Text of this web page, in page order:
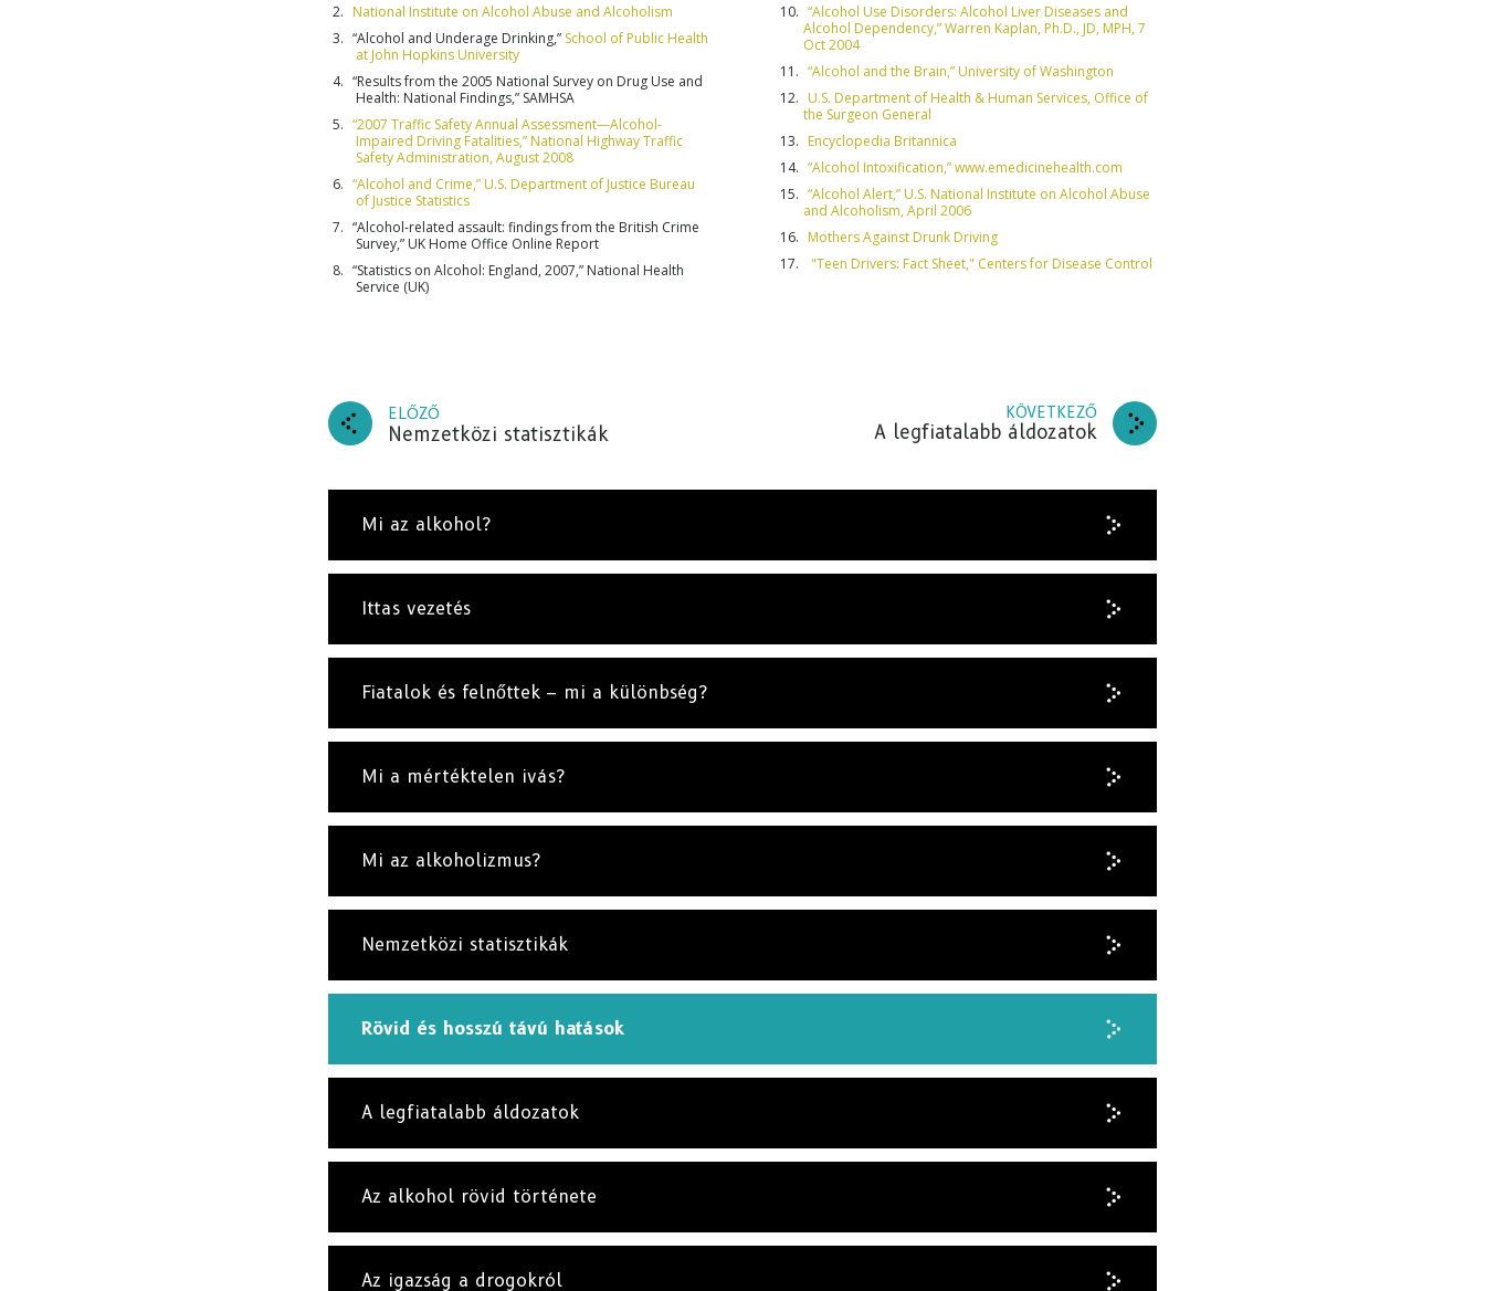
National Institute on Alcohol Abuse and Alcoholism
“Alcohol and Underage Drinking,” School of Public Health
at John Hopkins University
“Results from the 2005 National Survey on Drug Use and
Health: National Findings,” SAMHSA
“2007 Traffic Safety Annual Assessment—Alcohol-
Impaired Driving Fatalities,” National Highway Traffic
Safety Administration, August 2008
“Alcohol and Crime,” U.S. Department of Justice Bureau
of Justice Statistics
“Alcohol-related assault: findings from the British Crime
Survey,” UK Home Office Online Report
“Statistics on Alcohol: England, 2007,” National Health
Service (UK)
“Alcohol Use Disorders: Alcohol Liver Diseases and
Alcohol Dependency,” Warren Kaplan, Ph.D., JD, MPH, 7
Oct 2004
“Alcohol and the Brain,” University of Washington
U.S. Department of Health & Human Services, Office of
the Surgeon General
Encyclopedia Britannica
“Alcohol Intoxification,” www.emedicinehealth.com
“Alcohol Alert,” U.S. National Institute on Alcohol Abuse
and Alcoholism, April 2006
Mothers Against Drunk Driving
"Teen Drivers: Fact Sheet," Centers for Disease Control
ELŐZŐ
Nemzetközi statisztikák
KÖVETKEZŐ
A legfiatalabb áldozatok
Mi az alkohol?
Ittas vezetés
Fiatalok és felnőttek – mi a különbség?
Mi a mértéktelen ivás?
Mi az alkoholizmus?
Nemzetközi statisztikák
Rövid és hosszú távú hatások
A legfiatalabb áldozatok
Az alkohol rövid története
Az igazság a drogokról